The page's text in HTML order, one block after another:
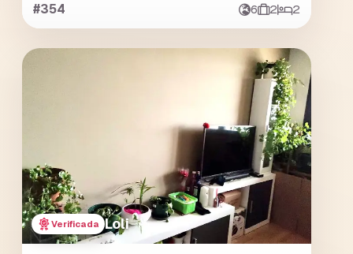
#354 6 2 2
Verificada Loli